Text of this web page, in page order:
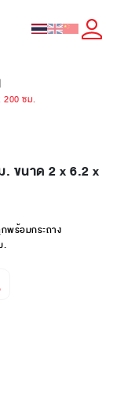
|
200 ซม.
ขนาด 2 x 6.2 x
พร้อมกระถาง
.